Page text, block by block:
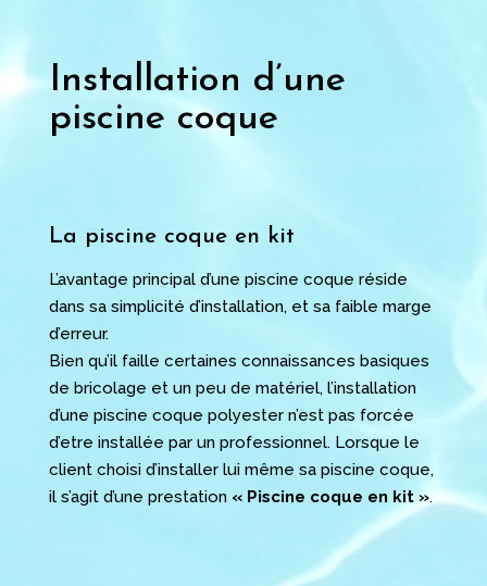
Installation d’une
piscine coque
La piscine coque en kit
L’avantage principal d’une piscine coque réside
dans sa simplicité d’installation, et sa faible marge
d’erreur.
Bien qu’il faille certaines connaissances basiques
de bricolage et un peu de matériel, l’installation
d’une piscine coque polyester n’est pas forcée
d’etre installée par un professionnel. Lorsque le
client choisi d’installer lui même sa piscine coque,
il s’agit d’une prestation « Piscine coque en kit ».